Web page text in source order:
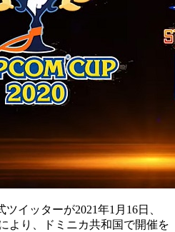
ツイッターが2021年1月16日、
より、ドミニカ共和国で開催を